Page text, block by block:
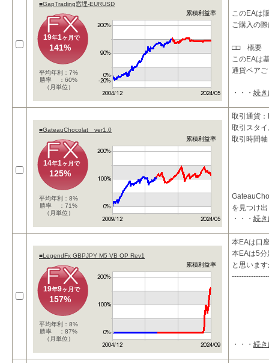
■GapTrading窓埋-EURUSD
累積利益率
19年1ヶ月で
141%
平均年利：7%
勝率 ：60%
（月単位）
このEAは
ご購入の
□□ 概要
このEAは
通貨ペア
・・・ 続
■GateauChocolat ver1.0
累積利益率
14年1ヶ月で
125%
平均年利：8%
勝率 ：71%
（月単位）
取引通貨
取引スタ
取引時間
を見つけ
・長期短期
・・・ 続
■LegendFx GBPJPY M5 VB OP Rev1
累積利益率
19年9ヶ月で
157%
平均年利：8%
勝率 ：87%
（月単位）
本EAは口
本EAは5
と思いま
・・・ 続